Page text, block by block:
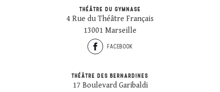
THÉÂTRE DU GYMNASE
4 Rue du Théâtre Français
13001 Marseille
FACEBOOK
THÉÂTRE DES BERNARDINES
17 Boulevard Garibaldi